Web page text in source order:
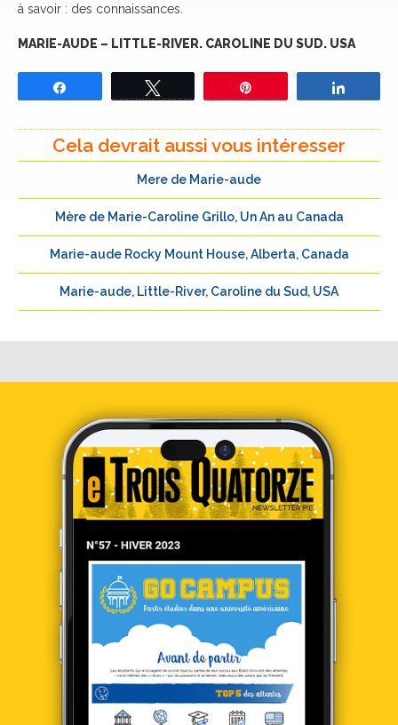
à savoir : des connaissances.
MARIE-AUDE – LITTLE-RIVER. CAROLINE DU SUD. USA
Cela devrait aussi vous intéresser
Mere de Marie-aude
Mère de Marie-Caroline Grillo, Un An au Canada
Marie-aude Rocky Mount House, Alberta, Canada
Marie-aude, Little-River, Caroline du Sud, USA